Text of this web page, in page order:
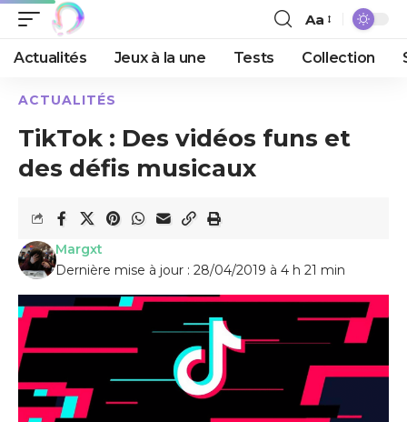
Aa
Actualités Jeux à la une Tests Collection
ACTUALITÉS
TikTok : Des vidéos funs et
des défis musicaux
Dernière mise à jour : 28/04/2019 à 4 h 21 min
Margxt